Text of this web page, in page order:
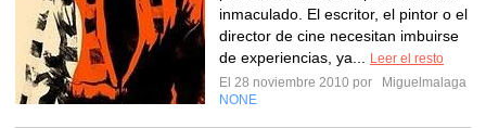
inmaculado. El escritor, el pintor o el
director de cine necesitan imbuirse
de experiencias, ya...
Leer el resto
El 28 noviembre 2010 por
Miguelmalaga
NONE